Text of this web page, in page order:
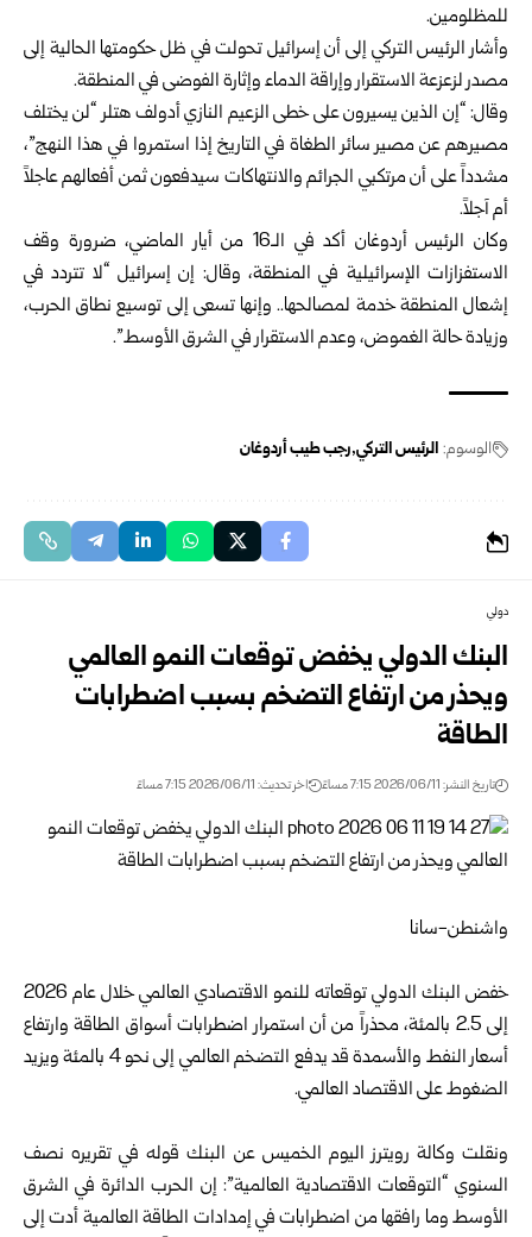
للمظلومين.
وأشار الرئيس التركي إلى أن إسرائيل تحولت في ظل حكومتها الحالية إلى
مصدر لزعزعة الاستقرار وإراقة الدماء وإثارة الفوضى في المنطقة.
وقال: “إن الذين يسيرون على خطى الزعيم النازي أدولف هتلر “لن يختلف
مصيرهم عن مصير سائر الطغاة في التاريخ إذا استمروا في هذا النهج”،
مشدداً على أن مرتكبي الجرائم والانتهاكات سيدفعون ثمن أفعالهم عاجلاً
أم آجلاً.
وكان الرئيس أردوغان أكد في الـ16 من أيار الماضي، ضرورة وقف
الاستفزازات ‏الإسرائيلية في المنطقة، وقال: إن إسرائيل “لا تتردد في
إشعال المنطقة خدمة لمصالحها.. وإنها تسعى إلى توسيع نطاق الحرب،
وزيادة حالة الغموض، وعدم الاستقرار في الشرق ‏الأوسط”.‏
الوسوم: الرئيس التركي رجب طيب أردوغان
دولي
البنك الدولي يخفض توقعات النمو العالمي
ويحذر من ارتفاع التضخم بسبب اضطرابات
الطاقة
تاريخ النشر: 2026/06/11 7:15 مساءً اخر تحديث: 2026/06/11 7:15 مساءً
واشنطن-سانا
خفض البنك الدولي توقعاته للنمو الاقتصادي العالمي خلال عام 2026
إلى 2.5 بالمئة، محذراً من أن استمرار اضطرابات أسواق الطاقة وارتفاع
أسعار النفط والأسمدة قد يدفع التضخم العالمي إلى نحو 4 بالمئة ويزيد
الضغوط على الاقتصاد العالمي.
ونقلت وكالة رويترز اليوم الخميس عن البنك قوله في تقريره نصف
السنوي “التوقعات الاقتصادية العالمية”: إن الحرب الدائرة في الشرق
الأوسط وما رافقها من اضطرابات في إمدادات الطاقة العالمية أدت إلى